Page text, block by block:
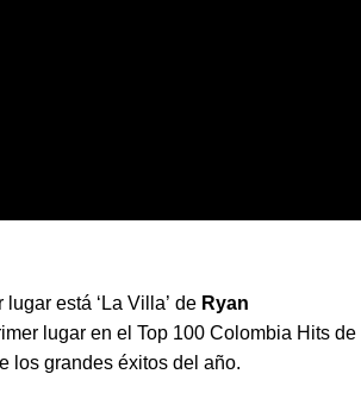
está ‘La Villa’ de Ryan
lugar en el Top 100 Colombia Hits de
los grandes éxitos del año.